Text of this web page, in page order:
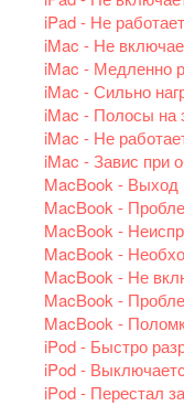
iPad - Не
iMac - Не
iMac - Медленно
iMac - Сильно
iMac - Полосы на
iMac - Не
iMac - Завис при
MacBook - Выход
MacBook -
MacBook -
MacBook -
MacBook - Не
MacBook -
MacBook -
iPod - Быстро
iPod -
iPod - Перестал